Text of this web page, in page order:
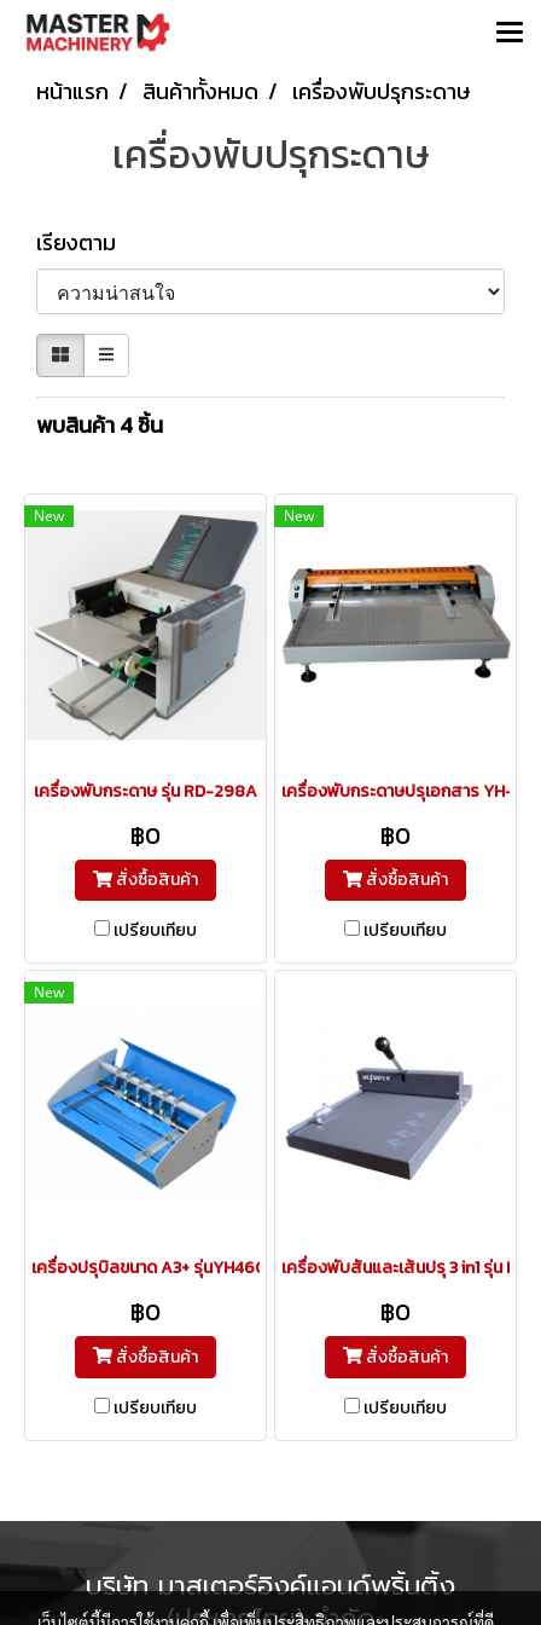
หน้าแรก สินค้าทั้งหมด เครื่องพับปรุกระดาษ
เครื่องพับปรุกระดาษ
เรียงตาม
พบสินค้า 4 ชิ้น
New
เครื่องพับกระดาษ รุ่น RD-298A
฿0
สั่งซื้อสินค้า
เปรียบเทียบ
New
เครื่องพับกระดาษปรุเอกสาร YH-
฿0
สั่งซื้อสินค้า
เปรียบเทียบ
New
เครื่องปรุบิลขนาด A3+ รุ่นYH460E (3 in 1) ปรุ พับ ตัด
฿0
สั่งซื้อสินค้า
เปรียบเทียบ
เครื่องพับสันและเส้นปรุ 3 in1 รุ่น DC-
฿0
สั่งซื้อสินค้า
เปรียบเทียบ
บริษัท มาสเตอร์อิงค์แอนด์พริ้นติ้ง